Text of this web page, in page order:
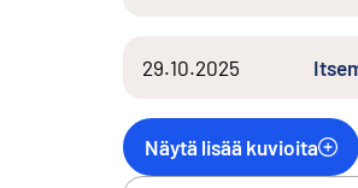
29.10.2025
Näytä lisää kuvioita